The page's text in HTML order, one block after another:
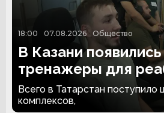
18:00 07.08.2026 Общество
В Казани
тренажеры для
людей с
Всего в Татарстан поступило
комплексов,